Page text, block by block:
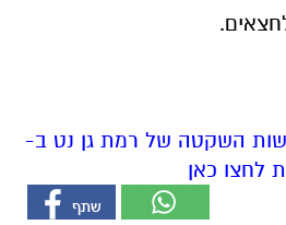
השקטה של רמת גן נט ב-